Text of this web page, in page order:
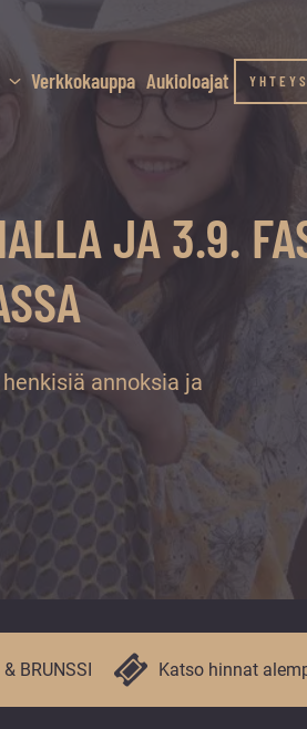
Verkkokauppa Aukioloajat
JA 3.9.
annoksia ja
BRUNSSI Katso hinnat